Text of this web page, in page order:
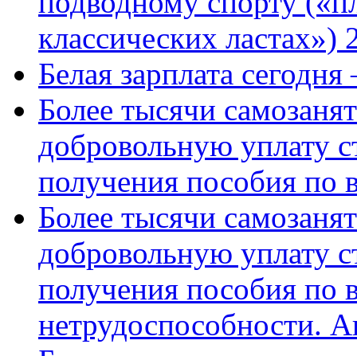
классических ластах»)
Белая зарплата
Более тысячи
добровольную уплату
получения пособия по
Более тысячи
добровольную уплату
получения пособия по
нетрудоспособности.